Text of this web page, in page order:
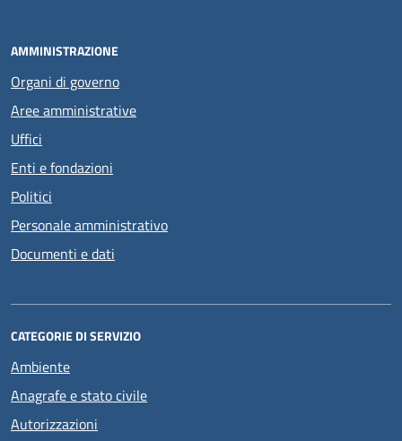
AMMINISTRAZIONE
Organi di governo
Aree amministrative
Uffici
Enti e fondazioni
Politici
Personale amministrativo
Documenti e dati
CATEGORIE DI SERVIZIO
Ambiente
Anagrafe e stato civile
Autorizzazioni